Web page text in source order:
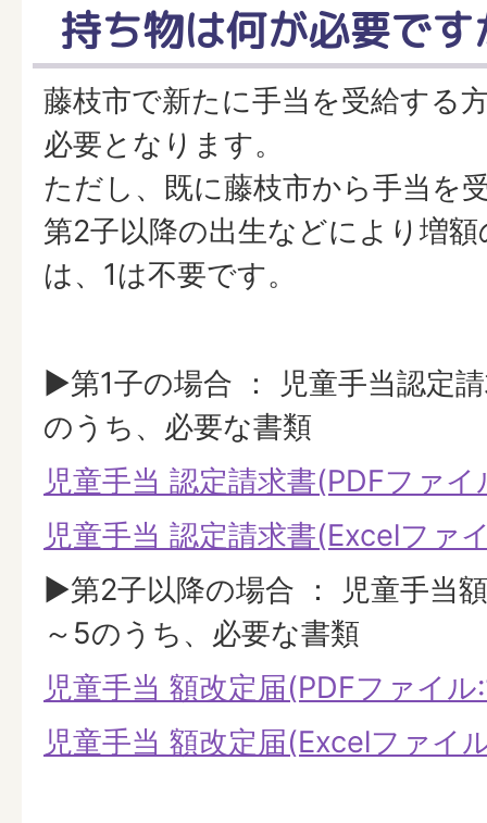
持ち物は何が必要です
藤枝市で新たに手当を受給する
必要となります。
ただし、既に藤枝市から手当を
第2子以降の出生などにより増
は、1は不要です。
▶第1子の場合 ： 児童手当認定
のうち、必要な書類
児童手当 認定請求書(PDFファ
児童手当 認定請求書(Excelファ
▶第2子以降の場合 ： 児童手当
～5のうち、必要な書類
児童手当 額改定届(PDFファイ
児童手当 額改定届(Excelファイ